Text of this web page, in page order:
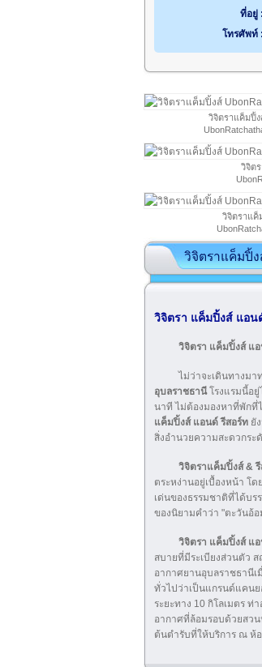
ที่อยู่ :
โทรศัพท์ :
วิจิตราแค็มปิ้ง
วิจิต
วิจิตราแค็
วิจิตราแค็มปิ้
วิจิตรา แค็มปิ้งส์ แอน
วิจิตรา แค็มปิ้งส์ แ
ไม่ว่าจะเดินทางมา
อุบลราชธานีโรงแรมนี้อยู่
นาที ไม่ต้องมองหาที่พักที่
แค็มปิ้งส์ แอนด์ รีสอร์ท ยั
สิ่งอำนวยความสะดวกระ
วิจิตราแค็มปิ้งส์ &
ตระหง่านอยู่เบื้องหน้า โ
เด่นของธรรมชาติที่ได้บร
ของนิยามคำว่า "ตะวันอ้อ
วิจิตรา แค็มปิ้งส์ แ
สบายที่มีระเบียงส่วนตัว
อากาศยานอุบลราชธานี
ทั่วไปว่าเป็นแกรนด์แคน
ระยะทาง 10 กิโลเมตร ท่
อากาศที่ล้อมรอบด้วยสว
ต้นตำรับที่ให้บริการ ณ ห้